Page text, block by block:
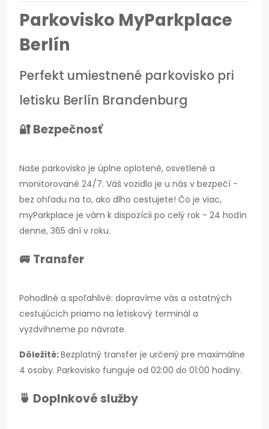
Parkovisko MyParkplace
Berlín
Perfekt umiestnené parkovisko pri
letisku Berlín Brandenburg
🔐 Bezpečnosť
Naše parkovisko je úplne oplotené, osvetlené a
monitorované 24/7. Váš vozidlo je u nás v bezpečí -
bez ohľadu na to, ako dlho cestujete! Čo je viac,
myParkplace je vám k dispozícii po celý rok - 24 hodín
denne, 365 dní v roku.
🚐 Transfer
Pohodlné a spoľahlivé: dopravíme vás a ostatných
cestujúcich priamo na letiskový terminál a
vyzdvihneme po návrate.
Dôležité:Bezplatný transfer je určený pre maximálne
4 osoby. Parkovisko funguje od 02:00 do 01:00 hodiny.
🍵 Doplnkové služby